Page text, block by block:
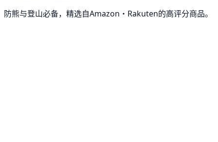
防熊与登山必备，精选自Amazon・Rakuten的高评分商品。